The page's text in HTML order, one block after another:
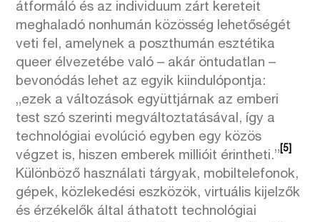
átformáló és az individuum zárt kereteit
meghaladó nonhumán közösség lehetőségét
veti fel, amelynek a poszthumán esztétika
queer élvezetébe való – akár öntudatlan –
bevonódás lehet az egyik kiindulópontja:
„ezek a változások együttjárnak az emberi
test szó szerinti megváltoztatásával, így a
technológiai evolúció egyben egy közös
végzet is, hiszen emberek millióit érintheti.”
[5]
Különböző használati tárgyak, mobiltelefonok,
gépek, közlekedési eszközök, virtuális kijelzők
és érzékelők által áthatott technológiai